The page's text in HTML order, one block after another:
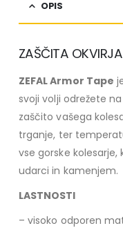
OPIS
ZAŠČITA
ZEFAL Armor Tape
svoji volji odrežete
zaščito vašega
trganje, ter
vse gorske kolesarje,
udarci in kamenjem.
LASTNOSTI
– visoko odporen